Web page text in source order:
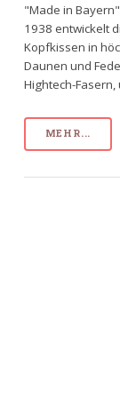
"Made in
1938 entwickelt
Kopfkissen in
Daunen und
Hightech-Fasern,
MEHR...